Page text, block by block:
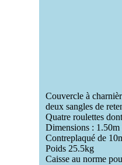
Couvercle à
deux sangles de
Quatre roulettes
Dimensions : 1.50m
Contreplaqué de
Poids 25.5kg
Caisse au norme